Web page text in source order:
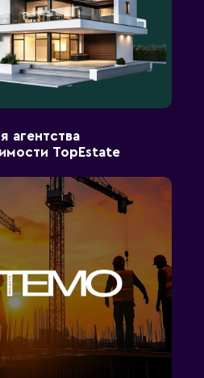
агентства
TopEstate